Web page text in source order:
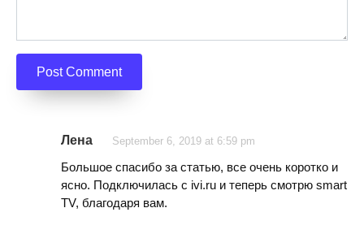
Лена September 6, 2019 at 6:59 pm
Большое спасибо за статью, все очень коротко и
ясно. Подключилась с ivi.ru и теперь смотрю smart
TV, благодаря вам.